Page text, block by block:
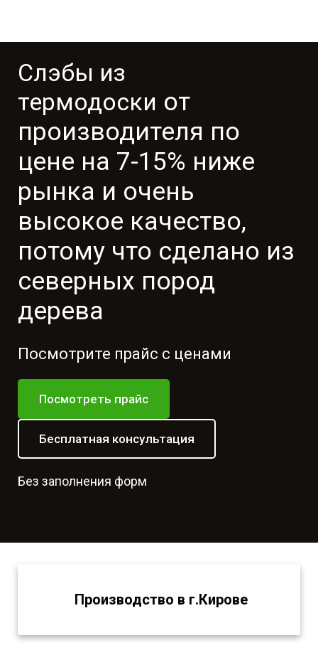
Слэбы из
термодоски от
производителя по
цене на 7-15% ниже
рынка и очень
высокое качество,
потому что сделано из
северных пород
дерева
Посмотрите прайс с ценами
Посмотреть прайс
Бесплатная консультация
Без заполнения форм
Производство в г.Кирове